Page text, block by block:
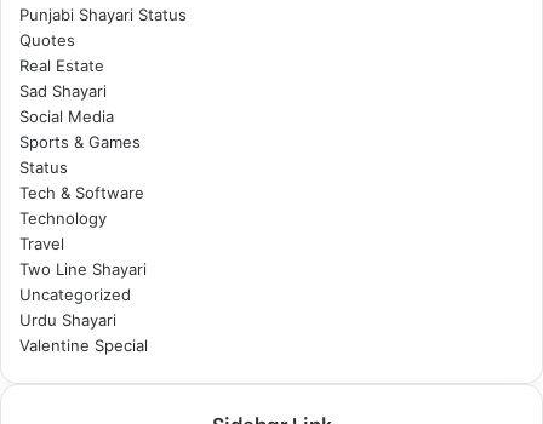
Punjabi Shayari Status
Quotes
Real Estate
Sad Shayari
Social Media
Sports & Games
Status
Tech & Software
Technology
Travel
Two Line Shayari
Uncategorized
Urdu Shayari
Valentine Special